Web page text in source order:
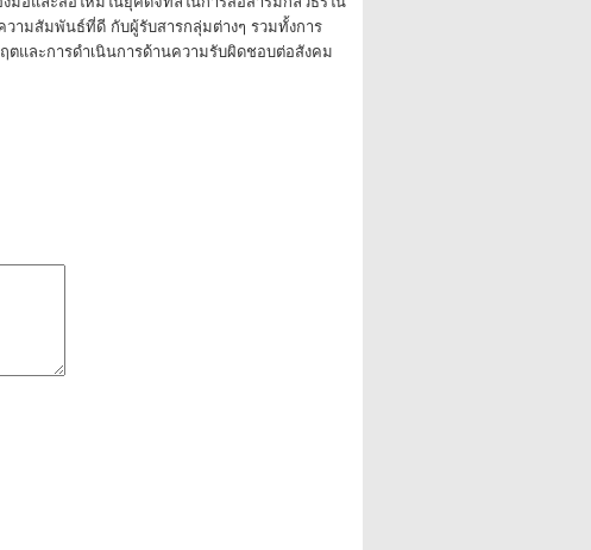
วามสัมพันธ์ที่ดี กับผู้รับสารกลุ่มต่างๆ รวมทั้งการ
ตและการดำเนินการด้านความรับผิดชอบต่อสังคม